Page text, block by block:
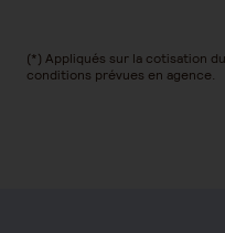
(*) Appliqués sur la cotisation
conditions prévues en agence.